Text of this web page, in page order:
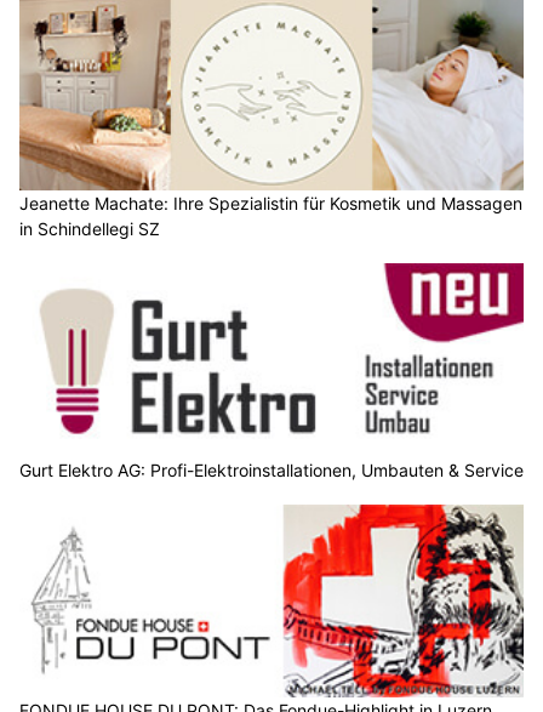
Jeanette Machate: Ihre Spezialistin für Kosmetik und Massagen
in Schindellegi SZ
Gurt Elektro AG: Profi-Elektroinstallationen, Umbauten & Service